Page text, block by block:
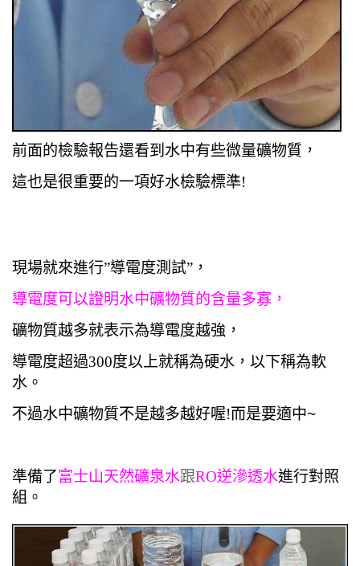
前面的檢驗報告還看到水中有些微量礦物質，
這也是很重要的一項好水檢驗標準!
現場就來進行”導電度測試”，
導電度可以證明水中礦物質的含量多寡，
礦物質越多就表示為導電度越強，
導電度超過300度以上就稱為硬水，以下稱為軟
水。
不過水中礦物質不是越多越好喔!而是要適中~
準備了富士山天然礦泉水跟RO逆滲透水進行對照
組。